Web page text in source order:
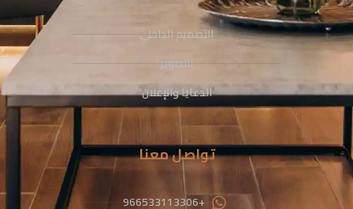
التصميم الداخلي
التصوير
الدعايا والإعلان
تواصل معنا
+966533113306